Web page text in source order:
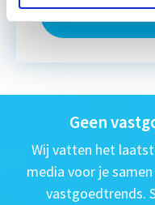
Geen
Wij vatten het
media voor je
vastgoedtrends.